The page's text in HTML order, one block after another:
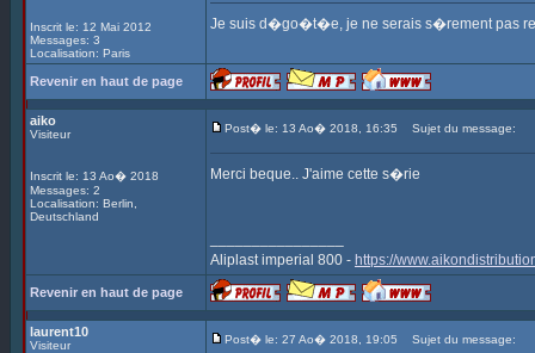
Inscrit le: 12 Mai 2012
Messages: 3
Localisation: Paris
Je suis d�go�t�e, je ne serais s�rement pas
Revenir en haut de page
aiko
Visiteur
Inscrit le: 13 Ao� 2018
Messages: 2
Localisation: Berlin,
Deutschland
Post� le: 13 Ao� 2018, 16:35 Sujet du message:
Merci beque.. J'aime cette s�rie
Aliplast imperial 800 - https://
Revenir en haut de page
laurent10
Visiteur Post� le: 27 Ao� 2018, 19:05 Sujet du message: